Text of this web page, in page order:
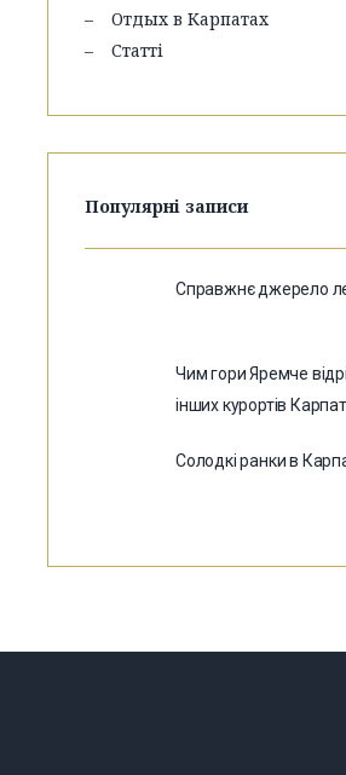
Отдых в Карпатах
Статті
Популярні записи
Справжнє джерело
Чим гори Яремче
інших курортів Карпат
Солодкі ранки в